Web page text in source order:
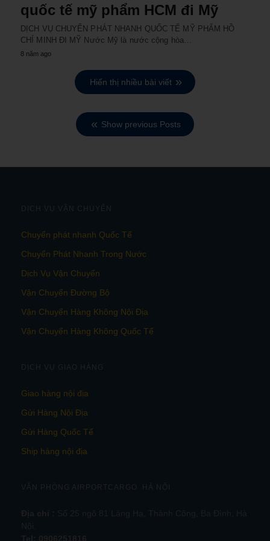
quốc tế mỹ phẩm HCM đi Mỹ
DỊCH VỤ CHUYỂN PHÁT NHANH QUỐC TẾ MỸ PHẨM HỒ
CHÍ MINH ĐI MỸ Nước Mỹ là nước cộng hòa…
8 năm ago
Hiển thị nhiều bài viết
Show previous Posts
DỊCH VỤ VẬN CHUYỂN
Chuyển phát nhanh Quốc Tế
Chuyển Phát Nhanh Trong Nước
Dịch Vụ Vận Chuyển
Vận Chuyển Đường Bộ
Vận Chuyển Hàng Không Nội Địa
Vận Chuyển Hàng Không Quốc Tế
DỊCH VỤ GIAO HÀNG
Giao hàng nội địa
Gửi Hàng Nội Địa
Gửi Hàng Quốc Tế
Ship hàng nội địa
VĂN PHÒNG AIRPORTCARGO HÀ NỘI